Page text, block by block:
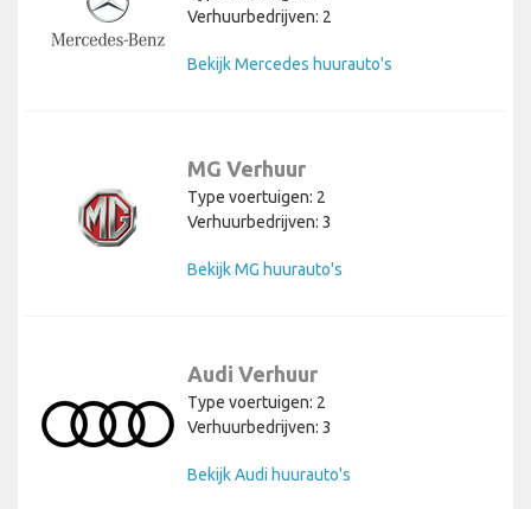
Verhuurbedrijven: 2
Bekijk Mercedes huurauto's
MG Verhuur
Type voertuigen: 2
Verhuurbedrijven: 3
Bekijk MG huurauto's
Audi Verhuur
Type voertuigen: 2
Verhuurbedrijven: 3
Bekijk Audi huurauto's